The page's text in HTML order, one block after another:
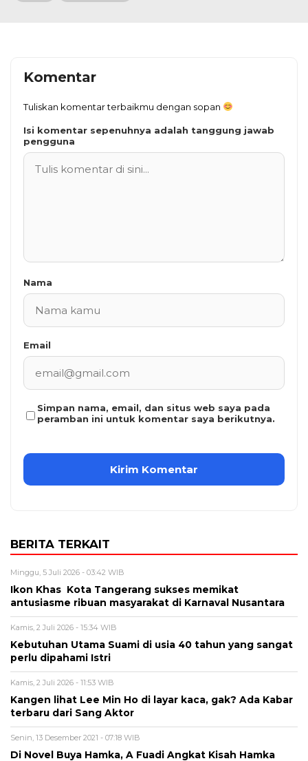
Komentar
Tuliskan komentar terbaikmu dengan sopan
Isi komentar sepenuhnya adalah tanggung jawab
pengguna
Nama
Email
Simpan nama, email, dan situs web saya pada
peramban ini untuk komentar saya berikutnya.
BERITA TERKAIT
Minggu, 5 Juli 2026 - 03:42 WIB
Ikon Khas Kota Tangerang sukses memikat
antusiasme ribuan masyarakat di Karnaval Nusantara
Kamis, 2 Juli 2026 - 15:34 WIB
Kebutuhan Utama Suami di usia 40 tahun yang sangat
perlu dipahami Istri
Kamis, 2 Juli 2026 - 11:53 WIB
Kangen lihat Lee Min Ho di layar kaca, gak? Ada Kabar
terbaru dari Sang Aktor
Senin, 13 Desember 2021 - 07:18 WIB
Di Novel Buya Hamka, A Fuadi Angkat Kisah Hamka